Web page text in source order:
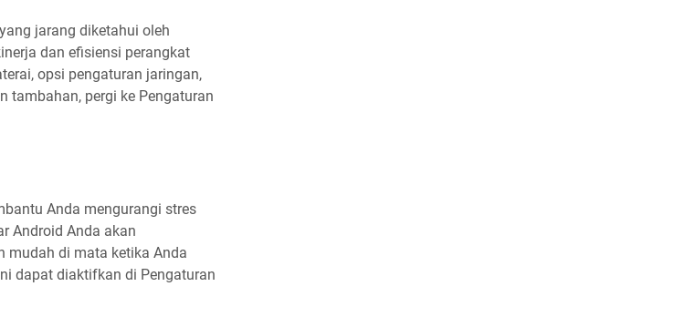
jarang diketahui oleh
dan efisiensi perangkat
opsi pengaturan jaringan,
tambahan, pergi ke Pengaturan
Anda mengurangi stres
Android Anda akan
mudah di mata ketika Anda
dapat diaktifkan di Pengaturan